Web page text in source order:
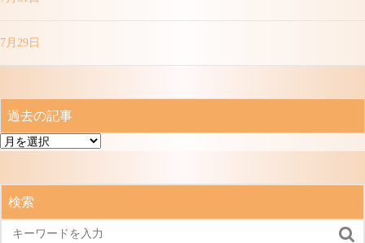
7月29日
過去の記事
過
記
検索
